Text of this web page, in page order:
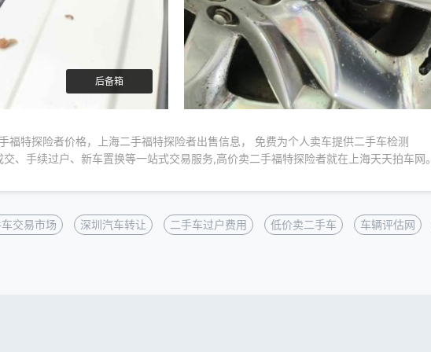
后备箱
福特探险者价格，上海二手福特探险者出售信息， 免费为个人卖车提供二手车检测
、手续过户、新车置换等一站式交易服务,高价卖二手福特探险者就在上海天天拍车网。
交易市场 深圳汽车转让 二手车过户费用 低价卖二手车 车辆评估网